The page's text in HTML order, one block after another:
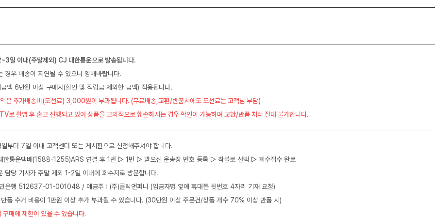
일 이내(주말제외) CJ 대한통운으로 발송됩니다.
경우 배송이 지연될 수 있으니 양해바랍니다.
액 6만원 이상 구매시(할인 및 적립금 제외한 금액) 적용됩니다.
은 추가배송비(도선료) 3,000원이 부과됩니다. (무료배송,교환/반품시에도 도선료는 고객님 부담)
로 촬영 후 출고 진행되고 있어 상품을 고의적으로 훼손하시는 경우 확인이 가능하며 교환/반품 처리 절대 불가합니다.
부터 7일 이내 고객센터 또는 게시판으로 신청해주셔야 합니다.
한통운택배(1588-1255)ARS 연결 후 1번 ▷ 1번 ▷ 받으신 운송장 번호 등록 ▷ 착불로 선택 ▷ 회수접수 완료
담당 기사가 주말 제외 1-2일 이내에 회수지로 방문합니다.
은행 512637-01-001048 / 예금주 : (주)클릭앤퍼니 (입금자명 옆에 휴대폰 뒷번호 4자리 기재 요청)
품 수거 비용이 1만원 이상 추가 부과될 수 있습니다. (30만원 이상 주문건/상품 개수 70% 이상 반품 시)
구매에 제한이 있을 수 있습니다.